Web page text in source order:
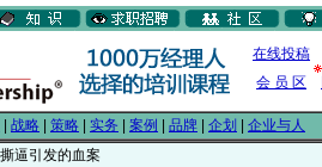
在线投稿
会 员 区
战略 策略 实务 案例 品牌 企划
企业与人
逼引发的血案